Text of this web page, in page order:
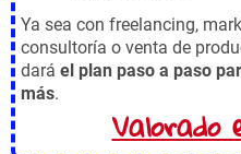
Ya sea con freelancing,
consultoría o venta de
dará el plan paso a paso
más.
Valorado